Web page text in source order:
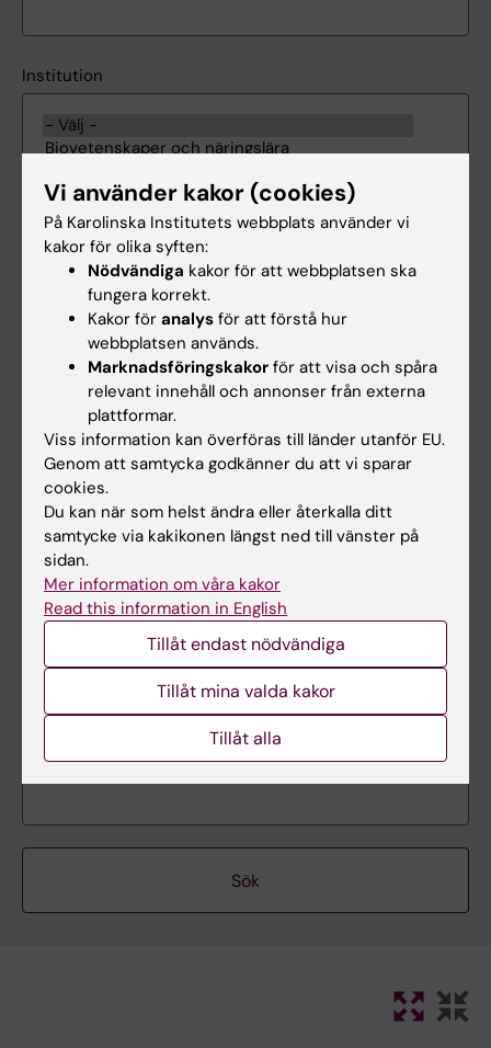
Institution
Vi använder kakor (cookies)
På Karolinska Institutets webbplats använder vi
kakor för olika syften:
Nödvändiga kakor för att webbplatsen ska
fungera korrekt.
Kakor för analys för att förstå hur
webbplatsen används.
Marknadsföringskakor för att visa och spåra
relevant innehåll och annonser från externa
plattformar.
Viss information kan överföras till länder utanför EU.
Genom att samtycka godkänner du att vi sparar
cookies.
Du kan när som helst ändra eller återkalla ditt
samtycke via kakikonen längst ned till vänster på
sidan.
Mer information om våra kakor
Read this information in English
Tillåt endast nödvändiga
Tillåt mina valda kakor
Tillåt alla